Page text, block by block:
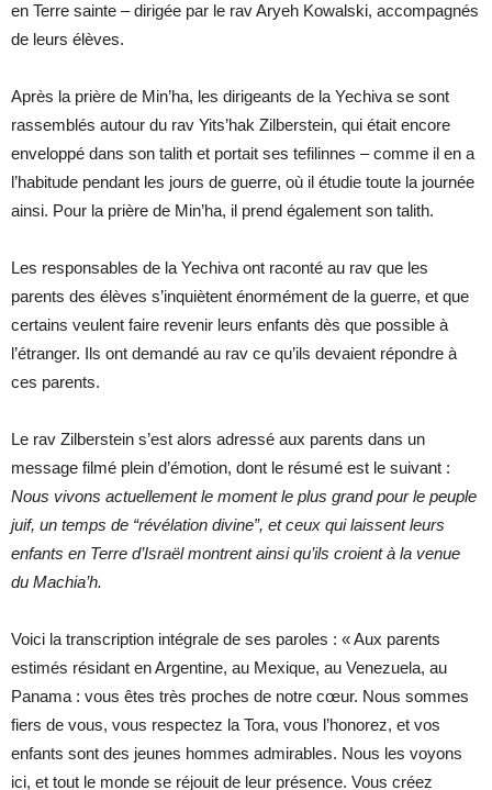
en Terre sainte – dirigée par le rav Aryeh Kowalski, accompagnés
de leurs élèves.
Après la prière de Min’ha, les dirigeants de la Yechiva se sont
rassemblés autour du rav Yits’hak Zilberstein, qui était encore
enveloppé dans son talith et portait ses tefilinnes – comme il en a
l’habitude pendant les jours de guerre, où il étudie toute la journée
ainsi. Pour la prière de Min’ha, il prend également son talith.
Les responsables de la Yechiva ont raconté au rav que les
parents des élèves s’inquiètent énormément de la guerre, et que
certains veulent faire revenir leurs enfants dès que possible à
l’étranger. Ils ont demandé au rav ce qu’ils devaient répondre à
ces parents.
Le rav Zilberstein s’est alors adressé aux parents dans un
message filmé plein d’émotion, dont le résumé est le suivant :
Nous vivons actuellement le moment le plus grand pour le peuple
juif, un temps de “révélation divine”, et ceux qui laissent leurs
enfants en Terre d’Israël montrent ainsi qu’ils croient à la venue
du Machia’h.
Voici la transcription intégrale de ses paroles : « Aux parents
estimés résidant en Argentine, au Mexique, au Venezuela, au
Panama : vous êtes très proches de notre cœur. Nous sommes
fiers de vous, vous respectez la Tora, vous l’honorez, et vos
enfants sont des jeunes hommes admirables. Nous les voyons
ici, et tout le monde se réjouit de leur présence. Vous créez